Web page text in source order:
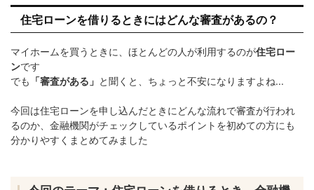
住宅ローンを借りるときにはどんな審査があるの？
マイホームを買うときに、ほとんどの人が利用するのが住宅ロー
ンです
でも 「審査がある」 と聞くと、ちょっと不安になりますよね...
今回は住宅ローンを申し込んだときにどんな流れで審査が行われ
るのか、金融機関がチェックしているポイントを初めての方にも
分かりやすくまとめてみました